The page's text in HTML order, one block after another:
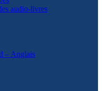
audio-livres
– Anglais